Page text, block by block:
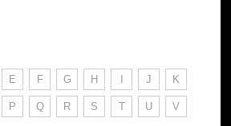
E F G H I J K
P Q R S T U V